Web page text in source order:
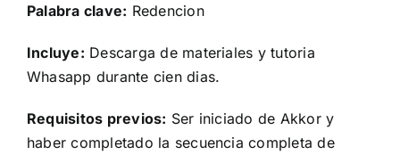
Palabra clave: Redencion
Incluye: Descarga de materiales y tutoria
Whasapp durante cien dias.
Requisitos previos: Ser iniciado de Akkor y
haber completado la secuencia completa de